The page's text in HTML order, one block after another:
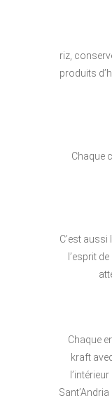
riz,
produits
Chaque
C’est aussi
l’esprit
Chaque
kraft